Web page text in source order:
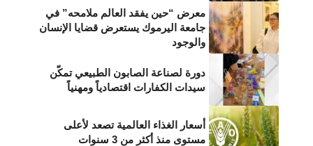
معرض “حين يفقد العالم ملامحه” في
جامعة اليرموك يستعرض قضايا الإنسان
والوجود
دورة لصناعة الصابون الطبيعي تمكّن
سيدات الكفارات اقتصادياً ومهنياً
أسعار الغذاء العالمية تصعد لأعلى
مستوى منذ أكثر من 3 سنوات